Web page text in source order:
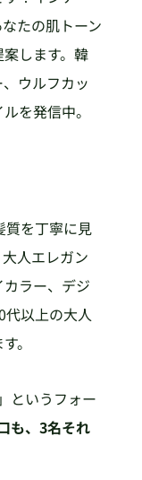
たの肌トーン
します。韓
ウルフカッ
を発信中。
質を丁寧に見
人エレガン
ラー、デジ
以上の大人
。
というフォー
も、3名それ